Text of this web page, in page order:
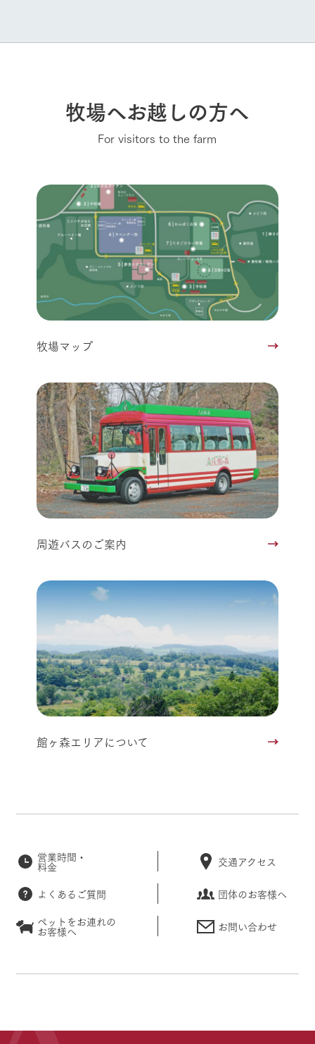
牧場へお越しの方へ
For visitors to the farm
牧場マップ
周遊バスのご案内
館ヶ森エリアについて
営業時間・
料金 交通アクセス
よくあるご質問
団体のお客様へ
ペットをお連れの
お客様へ お問い合わせ